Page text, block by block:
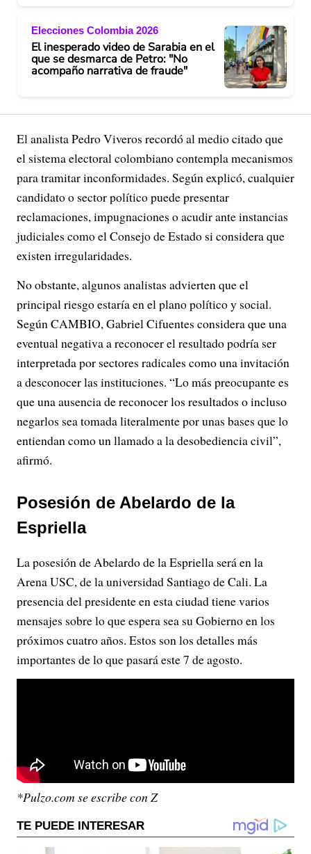
Elecciones Colombia 2026
El inesperado video de Sarabia en el
que se desmarca de Petro: "No
acompaño narrativa de fraude"
El analista Pedro Viveros recordó al medio citado que
el sistema electoral colombiano contempla mecanismos
para tramitar inconformidades. Según explicó, cualquier
candidato o sector político puede presentar
reclamaciones, impugnaciones o acudir ante instancias
judiciales como el Consejo de Estado si considera que
existen irregularidades.
No obstante, algunos analistas advierten que el
principal riesgo estaría en el plano político y social.
Según CAMBIO, Gabriel Cifuentes considera que una
eventual negativa a reconocer el resultado podría ser
interpretada por sectores radicales como una invitación
a desconocer las instituciones. “Lo más preocupante es
que una ausencia de reconocer los resultados o incluso
negarlos sea tomada literalmente por unas bases que lo
entiendan como un llamado a la desobediencia civil”,
afirmó.
Posesión de Abelardo de la
Espriella
La posesión de Abelardo de la Espriella será en la
Arena USC, de la universidad Santiago de Cali. La
presencia del presidente en esta ciudad tiene varios
mensajes sobre lo que espera sea su Gobierno en los
próximos cuatro años. Estos son los detalles más
importantes de lo que pasará este 7 de agosto.
*Pulzo.com se escribe con Z